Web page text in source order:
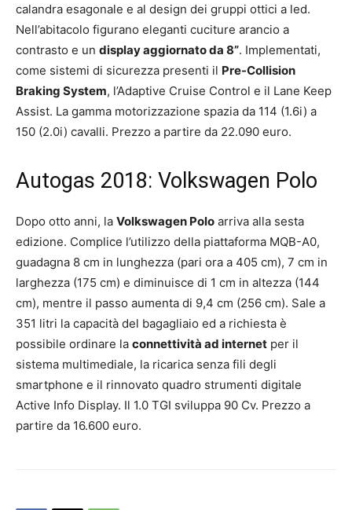
calandra esagonale e al design dei gruppi ottici a led.
Nell’abitacolo figurano eleganti cuciture arancio a
contrasto e un display aggiornato da 8”. Implementati,
come sistemi di sicurezza presenti il Pre-Collision
Braking System, l’Adaptive Cruise Control e il Lane Keep
Assist. La gamma motorizzazione spazia da 114 (1.6i) a
150 (2.0i) cavalli. Prezzo a partire da 22.090 euro.
Autogas 2018: Volkswagen Polo
Dopo otto anni, la Volkswagen Polo arriva alla sesta
edizione. Complice l’utilizzo della piattaforma MQB-A0,
guadagna 8 cm in lunghezza (pari ora a 405 cm), 7 cm in
larghezza (175 cm) e diminuisce di 1 cm in altezza (144
cm), mentre il passo aumenta di 9,4 cm (256 cm). Sale a
351 litri la capacità del bagagliaio ed a richiesta è
possibile ordinare la connettività ad internet per il
sistema multimediale, la ricarica senza fili degli
smartphone e il rinnovato quadro strumenti digitale
Active Info Display. Il 1.0 TGI sviluppa 90 Cv. Prezzo a
partire da 16.600 euro.